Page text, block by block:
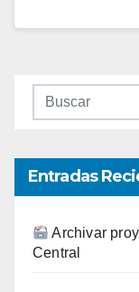
Entradas
Archivar
Central